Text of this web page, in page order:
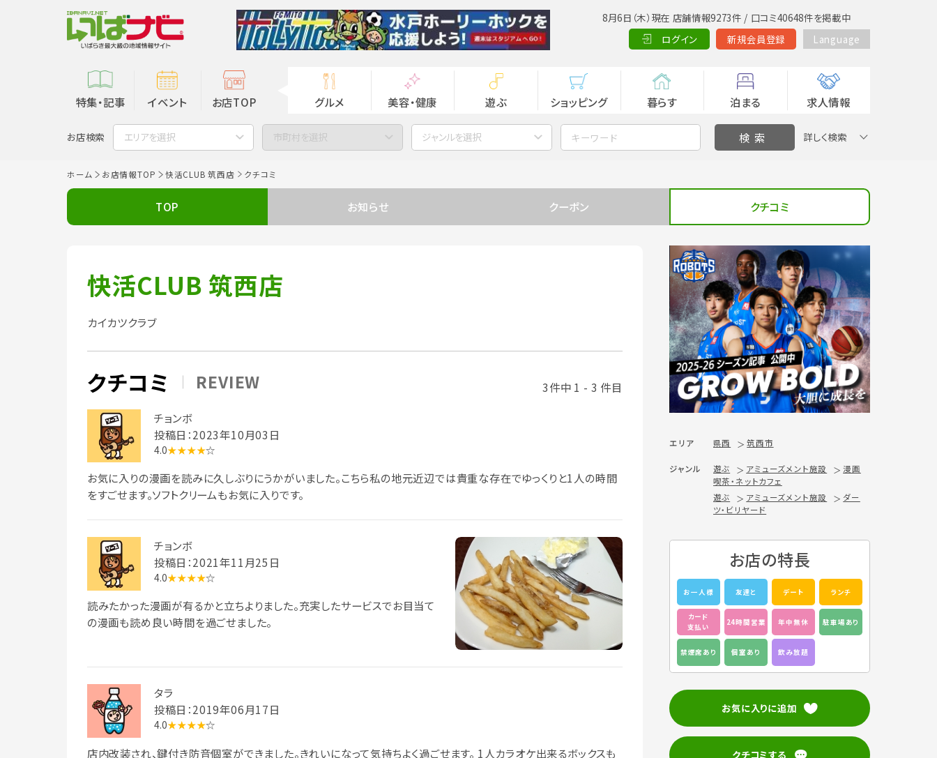
8月6日（木）現在 店舗情報9273件 / 口コミ40648件を掲載中
ログイン
新規会員登録 Language
特集・記事 イベント お店TOP グルメ 美容・健康 遊ぶ ショッピング 暮らす 泊まる 求人情報
お店検索 エリアを選択 市町村を選択 ジャンルを選択 詳しく検索
ホーム お店情報TOP 快活CLUB 筑西店 クチコミ
TOP お知らせ クーポン クチコミ
快活CLUB 筑西店
カイカツクラブ
クチコミ REVIEW
3件中 1 - 3 件目
チョンボ
投稿日：2023年10月03日
4.0★★★★☆
お気に入りの漫画を読みに久しぶりにうかがいました。こちら私の地元近辺では貴重な存在でゆっくりと1人の時間
をすごせます。ソフトクリームもお気に入りです。
チョンボ
投稿日：2021年11月25日
4.0★★★★☆
読みたかった漫画が有るかと立ちよりました。充実したサービスでお目当て
の漫画も読め良い時間を過ごせました。
タラ
投稿日：2019年06月17日
4.0★★★★☆
店内改装され、鍵付き防音個室ができました。きれいになって気持ちよく過ごせます。 1人カラオケ出来るボックスも
エリア 県西 筑西市
ジャンル 遊ぶ アミューズメント施設
漫画
喫茶・ネットカフェ
遊ぶ
アミューズメント施設
ダー
ツ・ビリヤード
お店の特長
お一人様 友達と デート ランチ
カード
支払い
24時間営業 年中無休 駐車場あり
禁煙席あり 個室あり 飲み放題
お気に入りに追加
クチコミする